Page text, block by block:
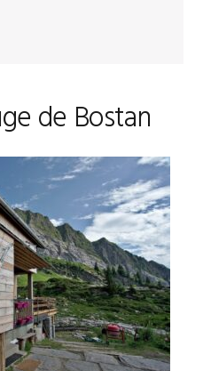
de Bostan